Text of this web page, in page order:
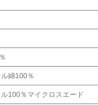
綿100％
100％マイクロスエード